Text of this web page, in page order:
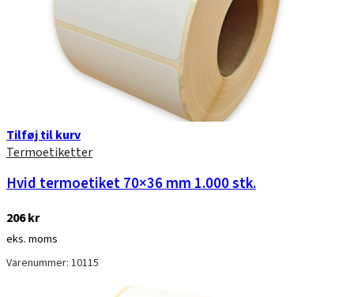
Tilføj til kurv
Termoetiketter
Hvid termoetiket 70×36 mm 1.000 stk.
206kr
eks. moms
Varenummer: 10115